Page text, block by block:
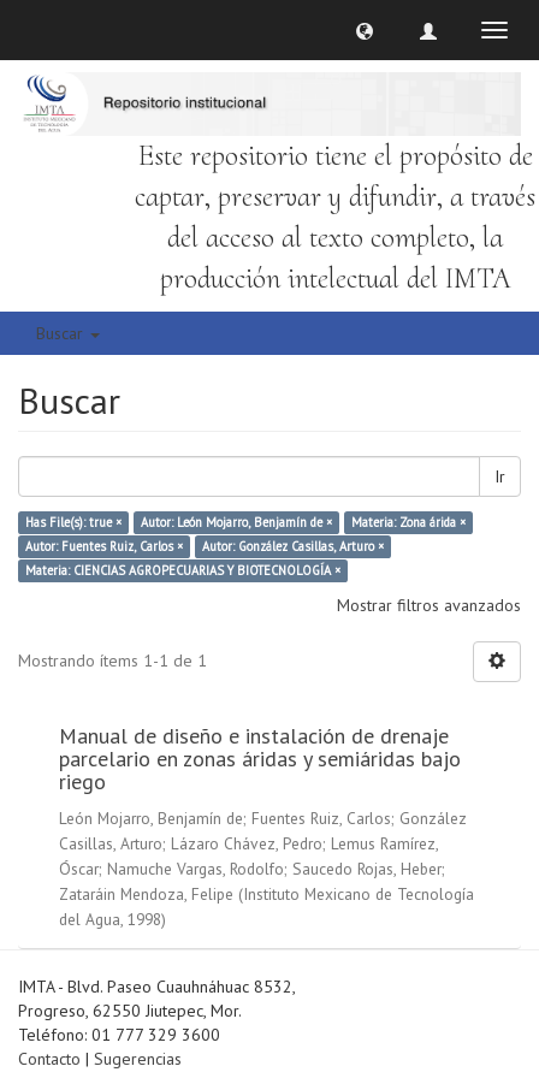
Este repositorio tiene el propósito de
captar, preservar y difundir, a través
del acceso al texto completo, la
producción intelectual del IMTA
Buscar
Buscar
Ir
Has File(s): true × Autor: León Mojarro, Benjamín de ×
Materia: Zona árida ×
Autor: Fuentes Ruiz, Carlos ×
Autor: González Casillas, Arturo ×
Materia: CIENCIAS AGROPECUARIAS Y BIOTECNOLOGÍA ×
Mostrar filtros avanzados
Mostrando ítems 1-1 de 1
Manual de diseño e instalación de drenaje
parcelario en zonas áridas y semiáridas bajo
riego
León Mojarro, Benjamín de; Fuentes Ruiz, Carlos; González
Casillas, Arturo; Lázaro Chávez, Pedro; Lemus Ramírez,
Óscar; Namuche Vargas, Rodolfo; Saucedo Rojas, Heber;
Zataráin Mendoza, Felipe (Instituto Mexicano de Tecnología
del Agua, 1998)
IMTA - Blvd. Paseo Cuauhnáhuac 8532,
Progreso, 62550 Jiutepec, Mor.
Teléfono: 01 777 329 3600
Contacto | Sugerencias